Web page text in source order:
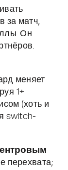
за матч,
Он
меняет
1+
(хоть и
switch-
перехвата;